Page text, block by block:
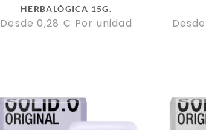
HERBALÓGICA 15G.
Desde 0,28 € Por unidad Desde